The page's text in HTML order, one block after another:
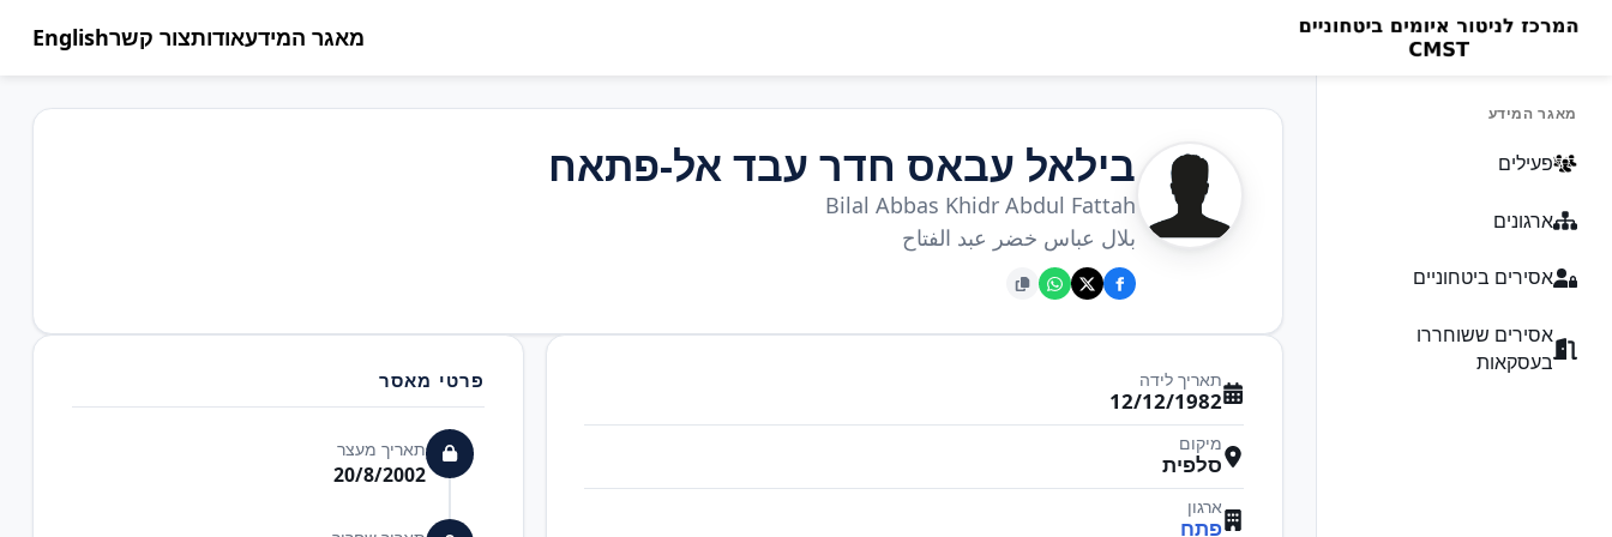
מאגר המידעאודותצור קשרEnglish
מאגר המידע
פעילים
ארגונים
אסירים ביטחוניים
אסירים ששוחררו
בעסקאות
בילאל עבאס חדר עבד אל-פתאח
Bilal Abbas Khidr Abdul Fattah
بلال عباس خضر عبد الفتاح
תאריך לידה
12/12/1982
מיקום
סלפית
ארגון
פתח
פרטי מאסר
תאריך מעצר
20/8/2002